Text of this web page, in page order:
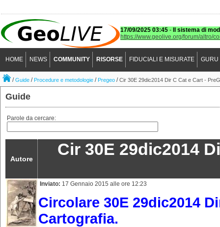
17/09/2025 03:45 -
Il sistema di
https://www.geolive.org/forum/altro/
HOME NEWS COMMUNITY RISORSE FIDUCIALI E MISURATE GURU
/Guide /Procedure e metodologie /Pregeo /Cir 30E 29dic2014 Dir C Cat e Cart -
Guide
Parole da cercare:
Autore
Cir 30E 29dic2014
Inviato: 17 Gennaio 2015 alle ore 12:23
Circolare 30E 29dic2014
Cartografia.